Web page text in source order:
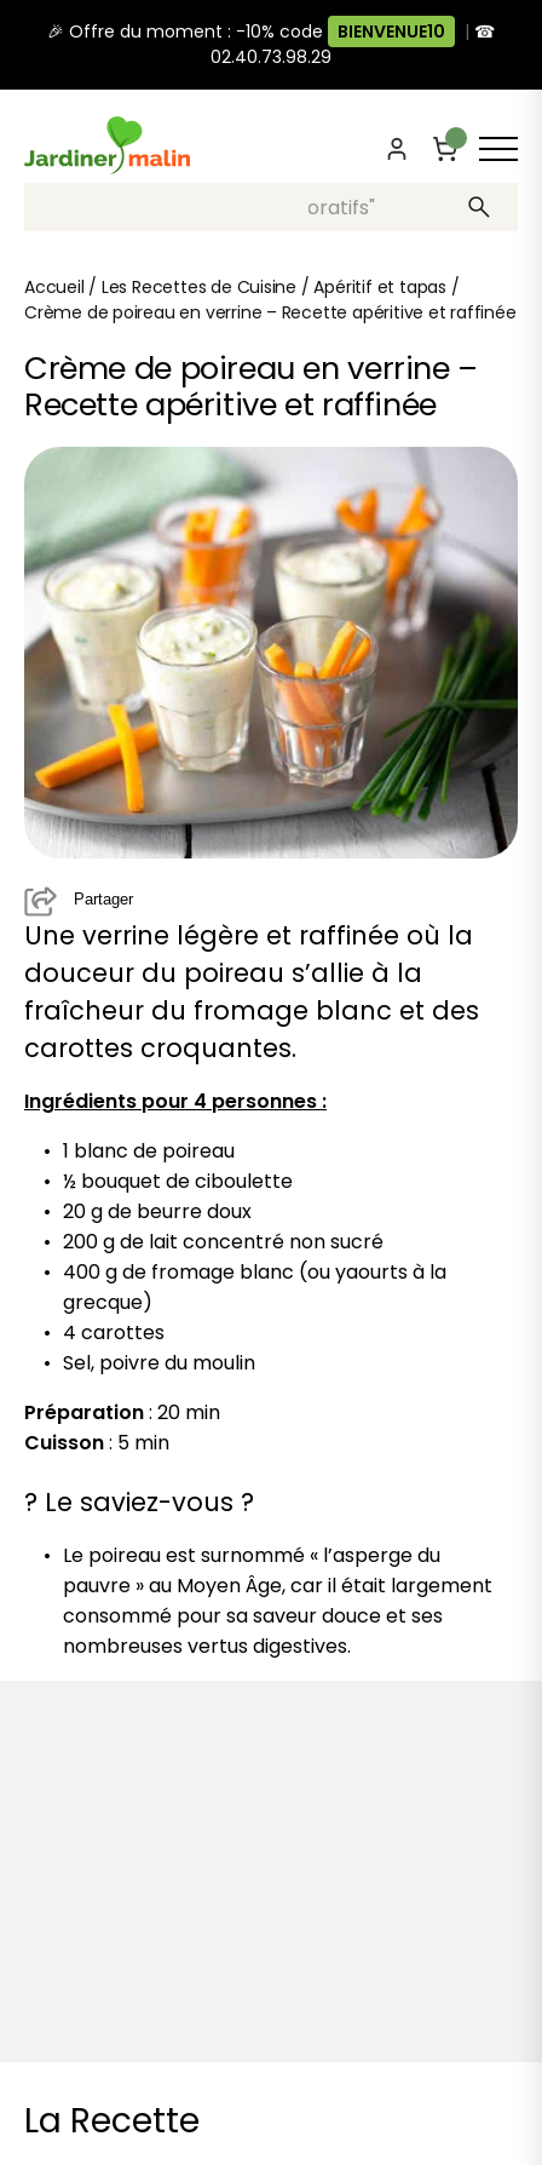
🎉 Offre du moment : -10% code BIENVENUE10 | ☎
02.40.73.98.29
Recherche, ex: "pots décoratifs"
Accueil / Les Recettes de Cuisine /Apéritif et tapas /
Crème de poireau en verrine – Recette apéritive et raffinée
Crème de poireau en verrine –
Recette apéritive et raffinée
Partager
Une verrine légère et raffinée où la
douceur du poireau s’allie à la
fraîcheur du fromage blanc et des
carottes croquantes.
Ingrédients pour 4 personnes :
1 blanc de poireau
½ bouquet de ciboulette
20 g de beurre doux
200 g de lait concentré non sucré
400 g de fromage blanc (ou yaourts à la
grecque)
4 carottes
Sel, poivre du moulin
Préparation: 20 min
Cuisson: 5 min
? Le saviez-vous ?
Le poireau est surnommé « l’asperge du
pauvre » au Moyen Âge, car il était largement
consommé pour sa saveur douce et ses
nombreuses vertus digestives.
La Recette